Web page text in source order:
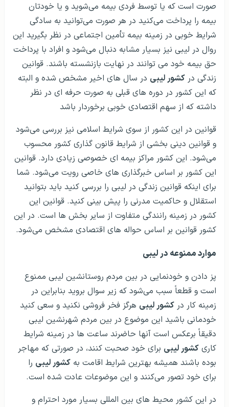
صورت است که یا توسط فردی بیمه می‌شوید و یا خودتان
بیمه را پرداخت می‌کنید در هر صورت می‌توانید به سادگی
شرایط خوبی در زمینه بیمه تأمین اجتماعی در نظر بگیرید این
روال در لیبی نیز بسیار مشابه دنبال می‌شود و افراد با پرداخت
حق بیمه خود می ‌توانند در نهایت بازنشسته باشند. قوانین
زندگی در کشور لیبی در سال های اخیر مشخص شده و البته
که این کشور در دوره های قبلی به صورت حرفه ای در نظر
داشته که از سهم اقتصادی خوبی برخوردار باشد
قوانین در این کشور از سوی شرایط اسلامی نیز بررسی می‌شود
و قوانین دینی بخشی از شرایط قانون گذاری کشور محسوب
می‌شود. این کشور مراکز بیمه ای خصوصی زیادی دارد. قوانین
این کشور بر اساس خبرگذاری های خاصی رویت می‌شود. شما
برای اینکه قوانین زندگی در لیبی را بررسی کنید باید بتوانید
استقلال و حاکمیت مدرنی را پیش بینی کنید. قوانین این
کشور در زمینه رانندگی متفاوت از سایر بخش ها است. در این
کشور قوانین بر اساس حواله های اقتصادی مشخص می‌شود.
موارد ممنوعه در لیبی
پز دادن و خودنمایی در بین مردم روستانشین لیبی ممنوع
است و قطعاً سبب می‌شود که زیر سوال بروید بنابراین در
زمینه کار در کشور لیبی هرگز فخر فروشی نکنید و سعی کنید
خودمانی باشید این موضوع در بین مردم شهرنشین لیبی
دقیقاً برعکس است آنها حاضرند ساعت ها در زمینه شرایط
کاری کشور لیبی برای خود صحبت کنند، در صورتی که مهاجر
بوده باشند همیشه بهترین شرایط اقامت به کشور لیبی را
برای خود تصور می‌کنند و این موضوعات عادت شده است.
در این کشور محیط های بین المللی بسیار مورد احترام و